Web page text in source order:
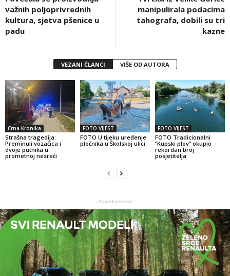
važnih poljoprivrednih
kultura, sjetva pšenice u
padu
manipulirala podacima
tahografa, dobili su tri
kazne
VEZANI ČLANCI VIŠE OD AUTORA
Crna Kronika
Strašna tragedija:
Preminuli vozačica i
dvoje putnika u
prometnoj nesreći
FOTO VIJEST
FOTO U tijeku uređenje
pločnika u Školskoj ulici
FOTO VIJEST
FOTO Tradicionalni
“Kupski plov” okupio
rekordan broj
posjetitelja
- Advertisement -